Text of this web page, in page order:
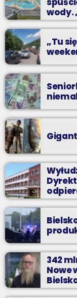
wody.
„Tu
342
Nowe